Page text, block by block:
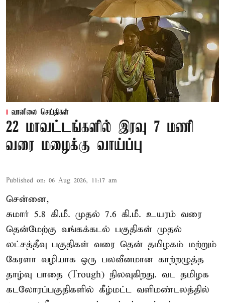
வானிலை செய்திகள்
22 மாவட்டங்களில் இரவு 7 மணி
வரை மழைக்கு வாய்ப்பு
Published on: 06 Aug 2026, 11:17 am
சென்னை,
சுமார் 5.8 கி.மீ. முதல் 7.6 கி.மீ. உயரம் வரை
தென்மேற்கு வங்கக்கடல் பகுதிகள் முதல்
லட்சத்தீவு பகுதிகள் வரை தென் தமிழகம் மற்றும்
கேரளா வழியாக ஒரு பலவீனமான காற்றழுத்த
தாழ்வு பாதை (Trough) நிலவுகிறது. வட தமிழக
கடலோரப்பகுதிகளில் கீழ்மட்ட வளிமண்டலத்தில்